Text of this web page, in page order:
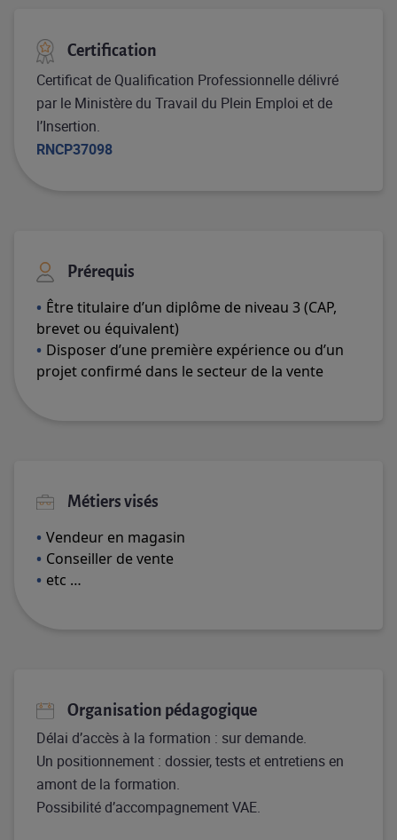
Certification
Certificat de Qualification Professionnelle délivré
par le Ministère du Travail du Plein Emploi et de
l’Insertion.
RNCP37098
Prérequis
Être titulaire d’un diplôme de niveau 3 (CAP,
brevet ou équivalent)
Disposer d’une première expérience ou d’un
projet confirmé dans le secteur de la vente
Métiers visés
Vendeur en magasin
Conseiller de vente
etc …
Organisation pédagogique
Délai d’accès à la formation : sur demande.
Un positionnement : dossier, tests et entretiens en
amont de la formation.
Possibilité d’accompagnement VAE.